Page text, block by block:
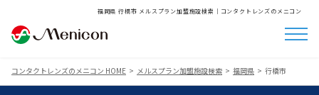
福岡県 行橋市 メルスプラン加盟施設検索│コンタクトレンズのメニコン
コンタクトレンズのメニコン HOME メルスプラン加盟施設検索 福岡県 行橋市